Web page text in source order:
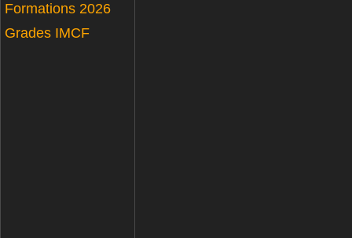
Formations 2026
Grades IMCF